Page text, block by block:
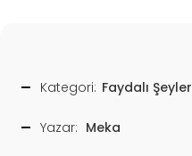
Kategori: Faydalı Şeyler
Yazar: Meka